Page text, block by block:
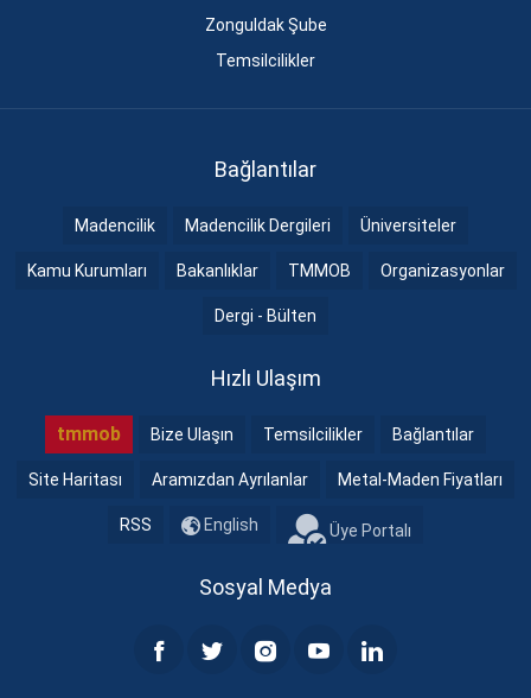
Zonguldak Şube
Temsilcilikler
Bağlantılar
Madencilik Madencilik Dergileri Üniversiteler
Kamu Kurumları Bakanlıklar TMMOB Organizasyonlar
Dergi - Bülten
Hızlı Ulaşım
tmmob Bize Ulaşın Temsilcilikler Bağlantılar
Site Haritası Aramızdan Ayrılanlar Metal-Maden Fiyatları
RSS English Üye Portalı
Sosyal Medya